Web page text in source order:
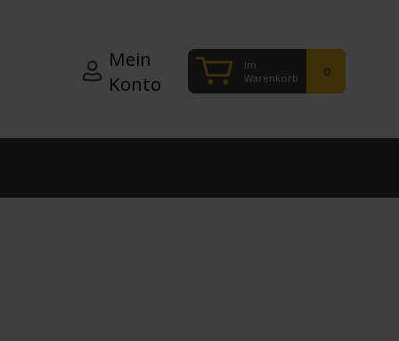
Mein
Konto
Im
Warenkorb
0